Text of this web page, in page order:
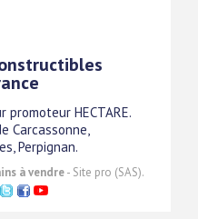
HECTARE.
Carcassonne,
Perpignan.
à vendre- Site pro (SAS).